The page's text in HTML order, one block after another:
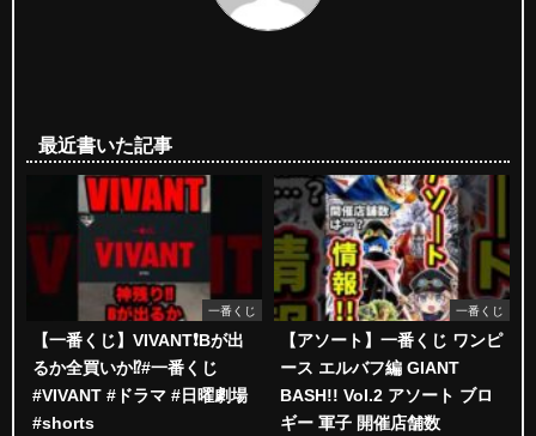
最近書いた記事
一番くじ
【一番くじ】VIVANT❗️Bが出
るか全買いか⁉️#一番くじ
#VIVANT #ドラマ #日曜劇場
#shorts
一番くじ
【アソート】一番くじ ワンピ
ース エルバフ編 GIANT
BASH!! Vol.2 アソート ブロ
ギー 軍子 開催店舗数